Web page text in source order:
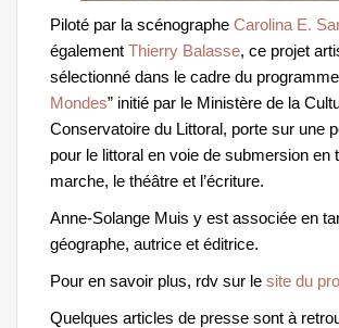
Piloté par la scénographe Carolina E.
également Thierry Balasse, ce projet
sélectionné dans le cadre du programme
Mondes” initié par le Ministère de la
Conservatoire du Littoral, porte sur une
pour le littoral en voie de submersion en
marche, le théâtre et l’écriture.
Anne-Solange Muis y est associée en
géographe, autrice et éditrice.
Pour en savoir plus, rdv sur le site du
Quelques articles de presse sont à